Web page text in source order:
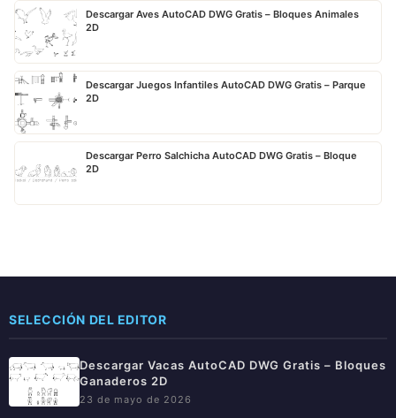
Descargar Aves AutoCAD DWG Gratis – Bloques Animales
2D
Descargar Juegos Infantiles AutoCAD DWG Gratis – Parque
2D
Descargar Perro Salchicha AutoCAD DWG Gratis – Bloque
2D
SELECCIÓN DEL EDITOR
Descargar Vacas AutoCAD DWG Gratis – Bloques
Ganaderos 2D
23 de mayo de 2026